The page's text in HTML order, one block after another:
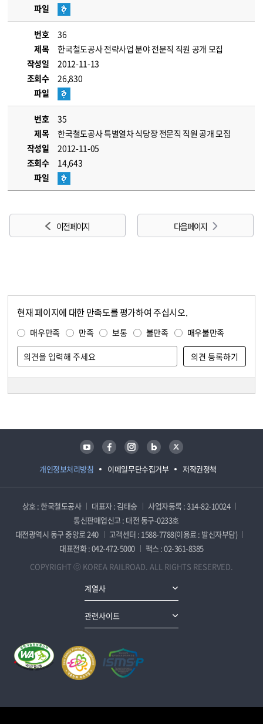
파일
번호
36
제목
한국철도공사 전략사업 분야 전문직 직원 공개 모집
작성일
2012-11-13
조회수
26,830
파일
번호
35
제목
한국철도공사 특별열차 식당장 전문직 직원 공개 모집
작성일
2012-11-05
조회수
14,643
파일
이전 페이지 다음 페이지
현재 페이지에 대한 만족도를 평가하여 주십시오.
매우만족 만족 보통 불만족 매우불만족
개인정보처리방침 이메일무단수집거부 저작권정책
유튜브 페이스북 인스타그램 블로그 트위터
상호 : 한국철도공사 대표자 : 김태승
사업자등록 : 314-82-10024
통신판매업신고 : 대전 동구-0233호
대전광역시 동구 중앙로 240
고객센터 : 1588-7788(이용료 : 발신자부담)
대표전화 : 042-472-5000
팩스 : 02-361-8385
COPYRIGHT ⓒ KOREA RAILROAD. ALL RIGHTS RESERVED.
계열사
관련사이트